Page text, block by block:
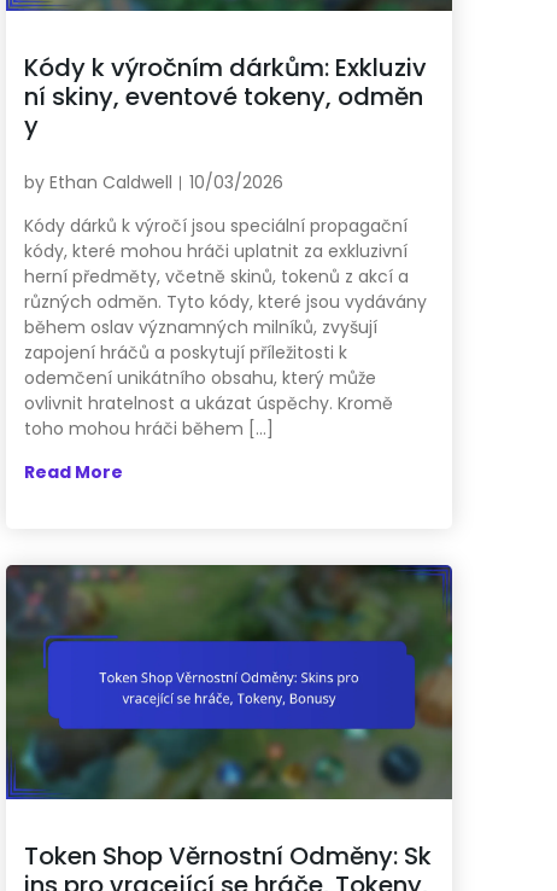
Kódy k výročním dárkům: Exkluziv
ní skiny, eventové tokeny, odměn
y
by Ethan Caldwell
10/03/2026
Kódy dárků k výročí jsou speciální propagační
kódy, které mohou hráči uplatnit za exkluzivní
herní předměty, včetně skinů, tokenů z akcí a
různých odměn. Tyto kódy, které jsou vydávány
během oslav významných milníků, zvyšují
zapojení hráčů a poskytují příležitosti k
odemčení unikátního obsahu, který může
ovlivnit hratelnost a ukázat úspěchy. Kromě
toho mohou hráči během […]
Read More
Token Shop Věrnostní Odměny: Sk